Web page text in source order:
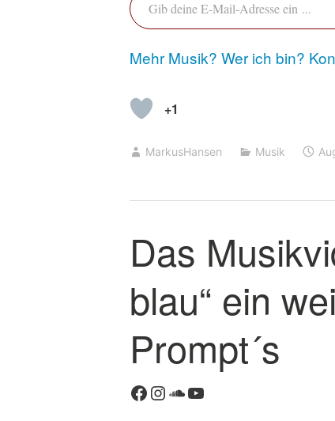
Mehr Musik? Wer ich bin?
+1
MarkusHansen Musik
Das
blau“ ein
Prompt´s
Facebook
Instagram
SoundCloud
YouTube
o
m
e